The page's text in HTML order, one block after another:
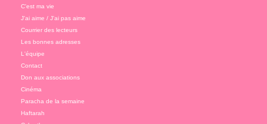
C'est ma vie
J'ai aime / J'ai pas aime
Courrier des lecteurs
Les bonnes adresses
L'équipe
Contact
Don aux associations
Cinéma
Paracha de la semaine
Haftarah